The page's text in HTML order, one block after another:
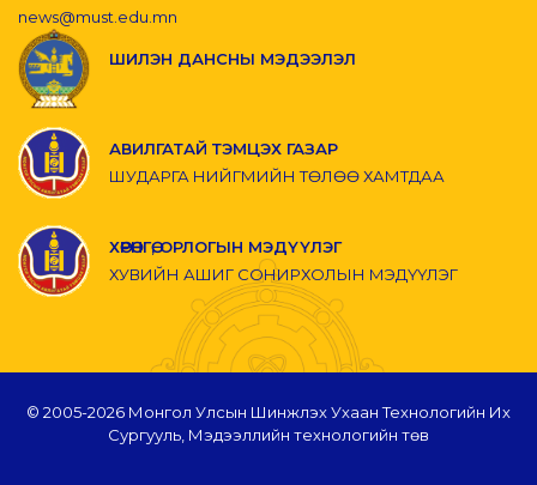
news@must.edu.mn
ШИЛЭН ДАНСНЫ МЭДЭЭЛЭЛ
АВИЛГАТАЙ ТЭМЦЭХ ГАЗАР
ШУДАРГА НИЙГМИЙН ТӨЛӨӨ ХАМТДАА
ХӨРӨНГӨ, ОРЛОГЫН МЭДҮҮЛЭГ
ХУВИЙН АШИГ СОНИРХОЛЫН МЭДҮҮЛЭГ
© 2005-2026 Монгол Улсын Шинжлэх Ухаан Технологийн Их
Сургууль, Мэдээллийн технологийн төв